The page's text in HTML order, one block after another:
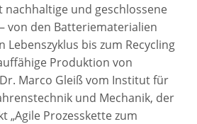
und geschlossene
von den Batteriematerialien
Lebenszyklus bis zum Recycling
Produktion von
Marco Gleiß vom Institut für
und Mechanik, der
„Agile Prozesskette zum